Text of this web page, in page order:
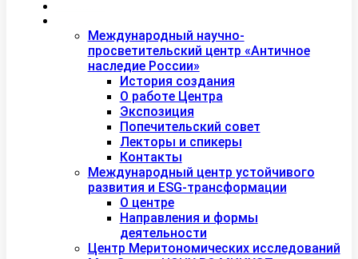
Международный научно-
просветительский центр «Античное
наследие России»
История создания
О работе Центра
Экспозиция
Попечительский совет
Лекторы и спикеры
Контакты
Международный центр устойчивого
развития и ESG-трансформации
О центре
Направления и формы
деятельности
Центр Меритономических исследований